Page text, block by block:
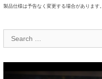
製品仕様は予告なく変更する場合があります。